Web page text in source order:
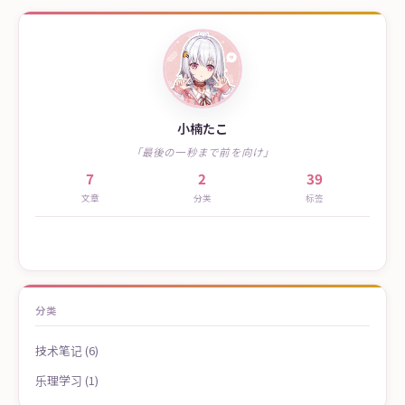
小楠たこ
「最後の一秒まで前を向け」
7
文章
2
分类
39
标签
分类
技术笔记 (6)
乐理学习 (1)